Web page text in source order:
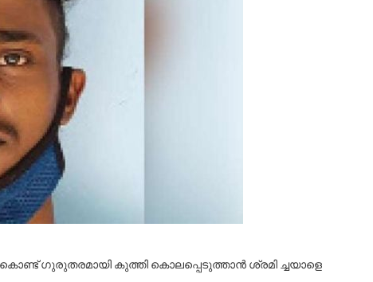
കൊണ്ട് ഗുരുതരമായി കുത്തി കൊലപ്പെടുത്താന് ശ്രമി ച്ചയാളെ